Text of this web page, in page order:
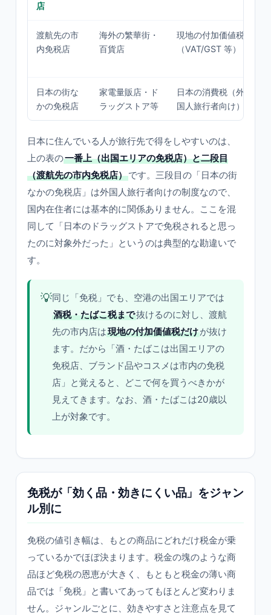
店
渡航先の市
内免税店
海外の繁華街・
百貨店
現地の付加価値税
（VAT/GST 等）
日本の街な
かの免税店
家電量販店・ド
ラッグストア等
日本の消費税（外
国人旅行者向け）
日本に住んでいる人が旅行先で得をしやすいのは、
上の表の一番上（出国エリアの免税店）と二段目
（渡航先の市内免税店）です。三段目の「日本の街
なかの免税店」は外国人旅行者向けの制度なので、
国内在住者には基本的に関係ありません。ここを混
同して「日本のドラッグストアで免税されると思っ
たのに対象外だった」というのは典型的な勘違いで
す。
💡同じ「免税」でも、空港の出国エリアでは
酒税・たばこ税まで抜けるのに対し、渡航
先の市内店は現地の付加価値税だけが抜け
ます。だから「酒・たばこは出国エリアの
免税店、ブランド品やコスメは市内の免税
店」と覚えると、どこで何を買うべきかが
見えてきます。なお、酒・たばこは20歳以
上が対象です。
免税が「効く品・効きにくい品」をジャン
ル別に
免税の値引き幅は、もとの商品にどれだけ税金が乗
っているかでほぼ決まります。税金の塊のような商
品ほど免税の恩恵が大きく、もともと税金の薄い商
品では「免税」と書いてあってもほとんど変わりま
せん。ジャンルごとに、効きやすさと注意点を見て